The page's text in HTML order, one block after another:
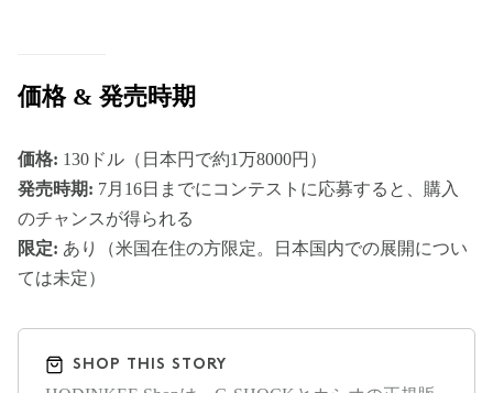
価格 & 発売時期
価格: 130ドル（日本円で約1万8000円）
発売時期: 7月16日までにコンテストに応募すると、購入
のチャンスが得られる
限定: あり（米国在住の方限定。日本国内での展開につい
ては未定）
SHOP THIS STORY